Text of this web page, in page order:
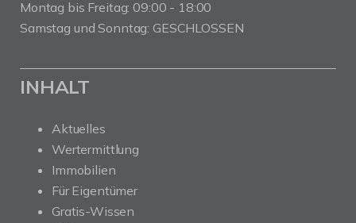
Montag bis Freitag: 09:00 - 18:00
Samstag und Sonntag: GESCHLOSSEN
INHALT
Aktuelles
Wertermittlung
Immobilien
Für Eigentümer
Gratis-Wissen